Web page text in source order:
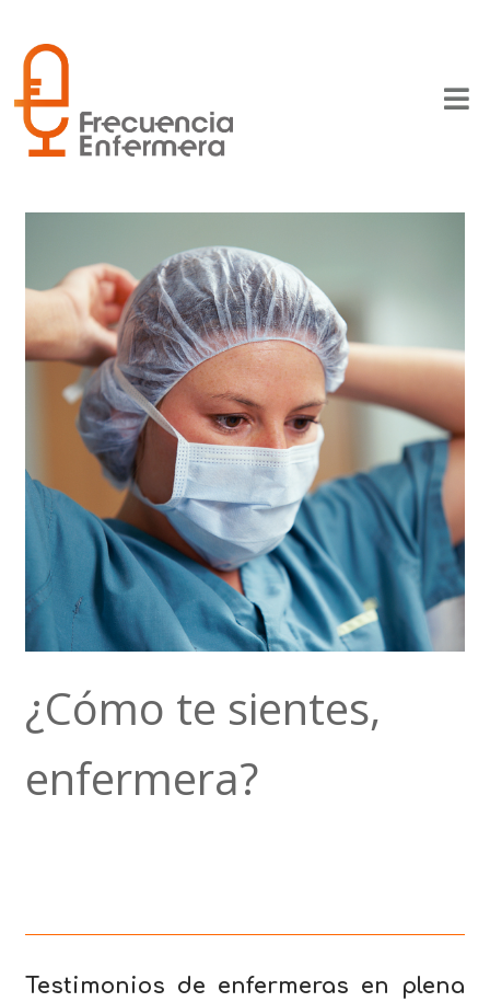
¿Cómo te sientes,
enfermera?
Testimonios de enfermeras en plena